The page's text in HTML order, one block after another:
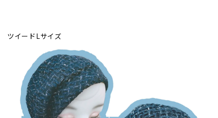
ツイードLサイズ